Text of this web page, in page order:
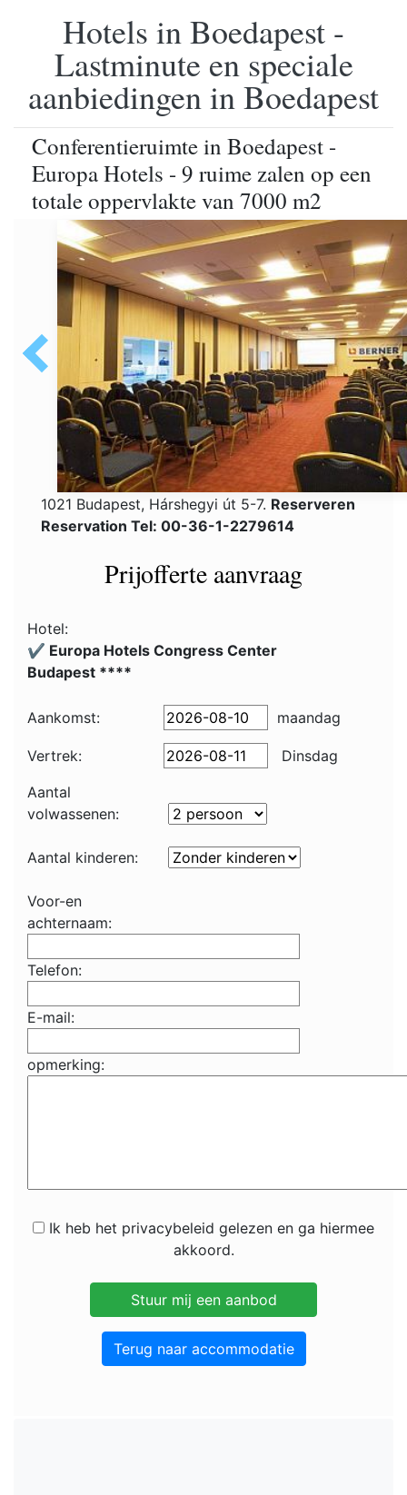
Hotels in Boedapest -
Lastminute en speciale
aanbiedingen in Boedapest
Conferentieruimte in Boedapest -
Europa Hotels - 9 ruime zalen op een
totale oppervlakte van 7000 m2
1021 Budapest, Hárshegyi út 5-7. Reserveren
Reservation Tel: 00-36-1-2279614
Prijofferte aanvraag
Hotel:
✔️ Europa Hotels Congress Center
Budapest ****
Aankomst: maandag
Vertrek:
Dinsdag
Aantal
volwassenen:
Aantal kinderen:
Voor-en
achternaam:
Telefon:
E-mail:
opmerking:
Ik heb het privacybeleid gelezen en ga hiermee
akkoord.
Terug naar accommodatie